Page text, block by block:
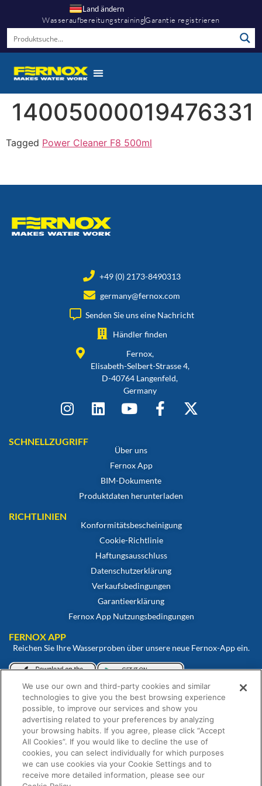
Land ändern
WasseraufbereitungstrainingGarantie registrieren
14005000019476331
Tagged Power Cleaner F8 500ml
+49 (0) 2173-8490313
germany@fernox.com
Senden Sie uns eine Nachricht
Händler finden
Fernox,
Elisabeth-Selbert-Strasse 4,
D-40764 Langenfeld,
Germany
SCHNELLZUGRIFF
Über uns
Fernox App
BIM-Dokumente
Produktdaten herunterladen
RICHTLINIEN
Konformitätsbescheinigung
Cookie-Richtlinie
Haftungsausschluss
Datenschutzerklärung
Verkaufsbedingungen
Garantieerklärung
Fernox App Nutzungsbedingungen
FERNOX APP
Reichen Sie Ihre Wasserproben über unsere neue Fernox-App ein.
Betrachten und überwachen Sie Ihre Proben über unser Fernox-
Webportal.
We use our own and third-party cookies and similar
technologies to give you the best browsing experience
possible, to improve our services and show you
advertising related to your preferences by analyzing
your browsing habits. If you agree, please click “Accept
All Cookies”. If you would like to decline the use of
cookies, you can select individually for which purposes
we can use cookies via your Cookie Settings and to
receive more detailed information, please see our